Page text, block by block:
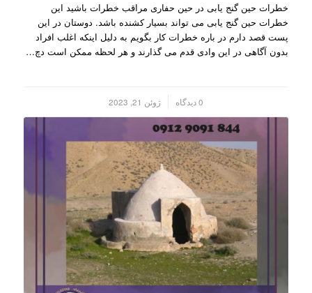
خطرات حین گنج یابی در حین حفاری مراقب خطرات باشید این
خطرات حین گنج یابی می تواند بسیار کشنده باشد. دوستان در این
پست قصد دارم در باره خطرات کار بگویم به دلیل اینکه اغلب افراد
بدون آگاهی در این وادی قدم می گذارند و هر لحظه ممکن است دچ…
0 دیدگاه ژوئن 21, 2023